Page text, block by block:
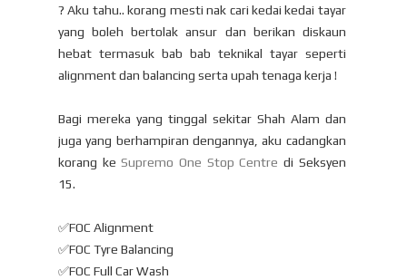
? Aku tahu.. korang mesti nak cari kedai kedai tayar
yang boleh bertolak ansur dan berikan diskaun
hebat termasuk bab bab teknikal tayar seperti
alignment dan balancing serta upah tenaga kerja !
Bagi mereka yang tinggal sekitar Shah Alam dan
juga yang berhampiran dengannya, aku cadangkan
korang keSupremo One Stop Centre di Seksyen
15.
✅FOC Alignment
✅FOC Tyre Balancing
✅FOC Full Car Wash